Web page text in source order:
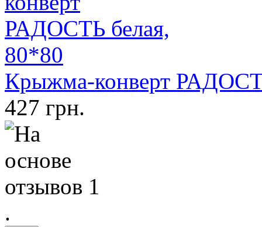
Крыжма-конверт
427 грн.